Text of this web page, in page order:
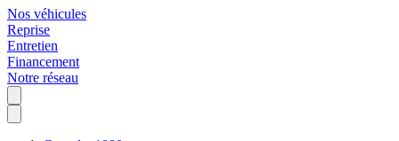
Nos véhicules
Reprise
Entretien
Financement
Notre réseau